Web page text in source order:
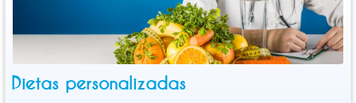
Dietas personalizadas